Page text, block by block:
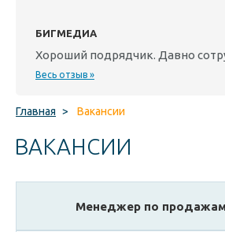
БИГМЕДИА
Хороший подрядчик. Давно
Весь отзыв »
Главная > Вакансии
ВАКАНСИИ
Менеджер по